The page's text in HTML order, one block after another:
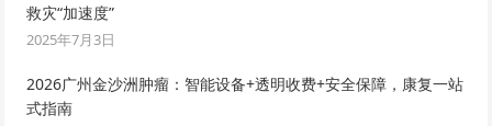
救灾“加速度”
2025年7月3日
2026广州金沙洲肿瘤：智能设备+透明收费+安全保障，康复一站
式指南